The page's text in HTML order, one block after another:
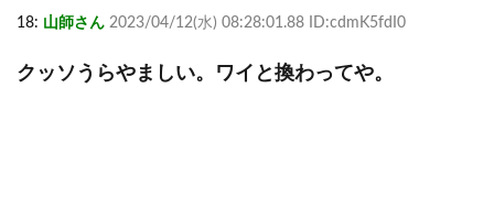
18: 山師さん 2023/04/12(水) 08:28:01.88 ID:cdmK5fdI0
クッソうらやましい。ワイと換わってや。